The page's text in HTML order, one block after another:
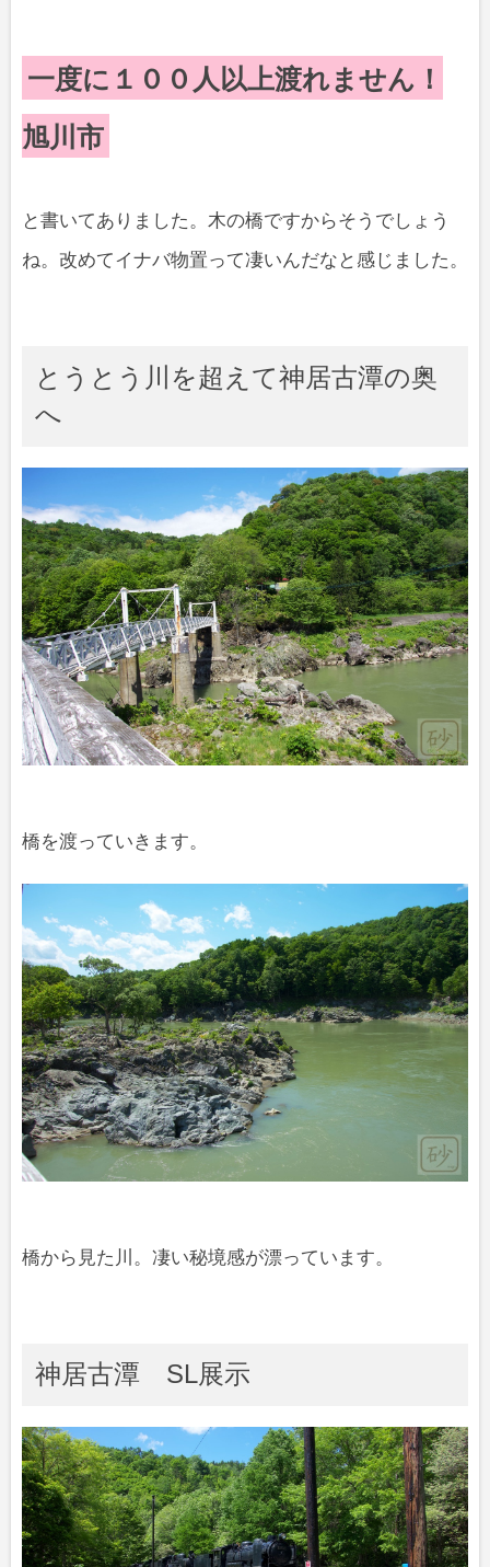
一度に１００人以上渡れません！
旭川市
と書いてありました。木の橋ですからそうでしょう
ね。改めてイナバ物置って凄いんだなと感じました。
とうとう川を超えて神居古潭の奥
へ
橋を渡っていきます。
橋から見た川。凄い秘境感が漂っています。
神居古潭 SL展示